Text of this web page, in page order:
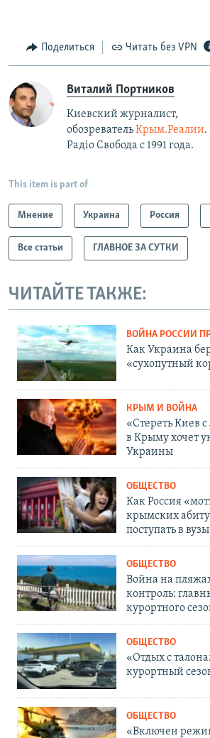
Поделиться Читать без VPN
Виталий Портников
Киевский журналист,
обозревательКрым.Реалии.
Радiо Свобода с 1991 года.
This item is part of
Мнение Украина Россия
Все статьи ГЛАВНОЕ ЗА СУТКИ
ЧИТАЙТЕ ТАКЖЕ:
ВОЙНА РОССИИ
Как Украина
«сухопутный
КРЫМ И ВОЙНА
«Стереть Киев
в Крыму хочет
Украины
ОБЩЕСТВО
Как Россия
крымских
поступать в
ОБЩЕСТВО
Война на
контроль:
курортного
ОБЩЕСТВО
«Отдых с
курортный
ОБЩЕСТВО
«Включен